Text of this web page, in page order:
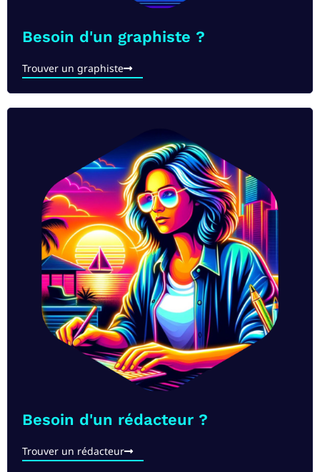
Besoin d'un graphiste ?
Trouver un graphiste
Besoin d'un rédacteur ?
Trouver un rédacteur